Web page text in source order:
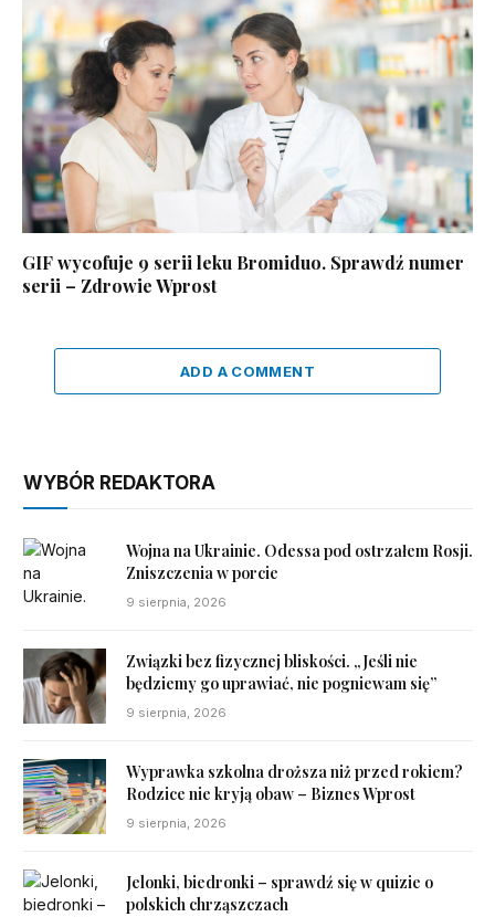
GIF wycofuje 9 serii leku Bromiduo. Sprawdź numer
serii – Zdrowie Wprost
ADD A COMMENT
WYBÓR REDAKTORA
Wojna na Ukrainie. Odessa pod ostrzałem Rosji.
Zniszczenia w porcie
9 sierpnia, 2026
Związki bez fizycznej bliskości. „Jeśli nie
będziemy go uprawiać, nie pogniewam się”
9 sierpnia, 2026
Wyprawka szkolna droższa niż przed rokiem?
Rodzice nie kryją obaw – Biznes Wprost
9 sierpnia, 2026
Jelonki, biedronki – sprawdź się w quizie o
polskich chrząszczach